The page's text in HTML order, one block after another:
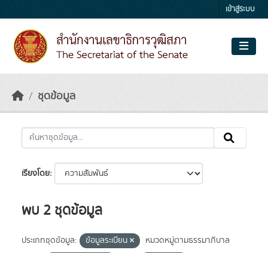
เข้าสู่ระบบ
ชุดข้อมูล
เรียงโดย
พบ 2 ชุดข้อมูล
ประเภทชุดข้อมูล: ข้อมูลระเบียน
หมวดหมู่ตามธรรมาภิบาล